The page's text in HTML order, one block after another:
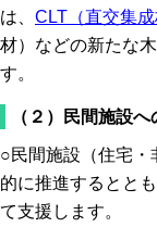
は、 CLT（直交集成
材）などの新たな
す。
（２）民間施設
○民間施設（住宅・
的に推進するとと
て支援します。